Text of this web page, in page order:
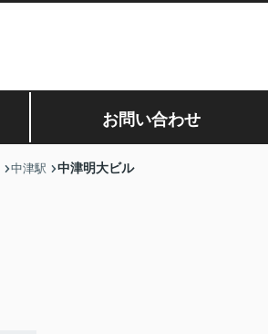
お問い合わせ
中津駅 中津明大ビル